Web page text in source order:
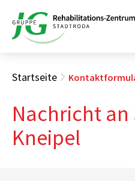
Startseite
Nachricht an
Kneipel